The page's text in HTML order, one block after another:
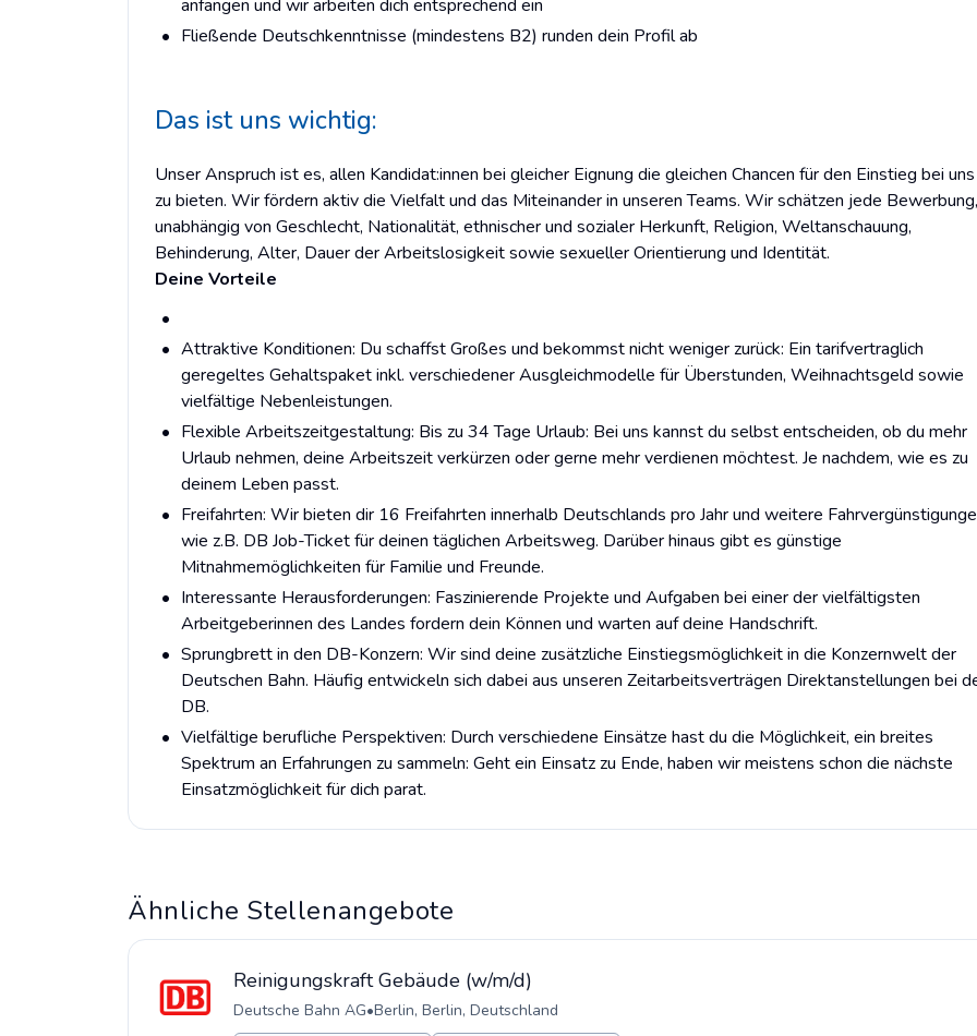
anfangen und wir arbeiten dich entsprechend ein
Fließende Deutschkenntnisse (mindestens B2) runden dein Profil ab
Das ist uns wichtig:
Unser Anspruch ist es, allen Kandidat:innen bei gleicher Eignung die gleichen Chancen für den Einstieg bei uns
zu bieten. Wir fördern aktiv die Vielfalt und das Miteinander in unseren Teams. Wir schätzen jede Bewerbung,
unabhängig von Geschlecht, Nationalität, ethnischer und sozialer Herkunft, Religion, Weltanschauung,
Behinderung, Alter, Dauer der Arbeitslosigkeit sowie sexueller Orientierung und Identität.
Deine Vorteile
Attraktive Konditionen: Du schaffst Großes und bekommst nicht weniger zurück: Ein tarifvertraglich
geregeltes Gehaltspaket inkl. verschiedener Ausgleichmodelle für Überstunden, Weihnachtsgeld sowie
vielfältige Nebenleistungen.
Flexible Arbeitszeitgestaltung: Bis zu 34 Tage Urlaub: Bei uns kannst du selbst entscheiden, ob du mehr
Urlaub nehmen, deine Arbeitszeit verkürzen oder gerne mehr verdienen möchtest. Je nachdem, wie es zu
deinem Leben passt.
Freifahrten: Wir bieten dir 16 Freifahrten innerhalb Deutschlands pro Jahr und weitere
wie z.B. DB Job-Ticket für deinen täglichen Arbeitsweg. Darüber hinaus gibt es günstige
Mitnahmemöglichkeiten für Familie und Freunde.
Interessante Herausforderungen: Faszinierende Projekte und Aufgaben bei einer der vielfältigsten
Arbeitgeberinnen des Landes fordern dein Können und warten auf deine Handschrift.
Sprungbrett in den DB-Konzern: Wir sind deine zusätzliche Einstiegsmöglichkeit in die Konzernwelt der
Deutschen Bahn. Häufig entwickeln sich dabei aus unseren Zeitarbeitsverträgen Direktanstellungen bei
DB.
Vielfältige berufliche Perspektiven: Durch verschiedene Einsätze hast du die Möglichkeit, ein breites
Spektrum an Erfahrungen zu sammeln: Geht ein Einsatz zu Ende, haben wir meistens schon die nächste
Einsatzmöglichkeit für dich parat.
Ähnliche Stellenangebote
Reinigungskraft Gebäude (w/m/d)
Deutsche Bahn AG•Berlin, Berlin, Deutschland